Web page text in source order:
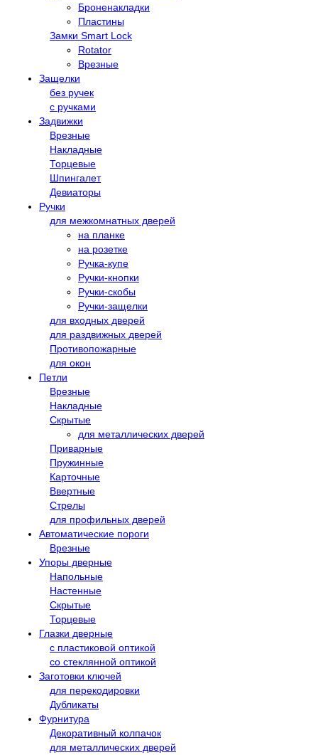
Броненакладки
Пластины
Замки Smart Lock
Rotator
Врезные
Защелки
без ручек
с ручками
Задвижки
Врезные
Накладные
Торцевые
Шпингалет
Девиаторы
Ручки
для межкомнатных дверей
на планке
на розетке
Ручка-купе
Ручки-кнопки
Ручки-скобы
Ручки-защелки
для входных дверей
для раздвижных дверей
Противопожарные
для окон
Петли
Врезные
Накладные
Скрытые
для металлических дверей
Приварные
Пружинные
Карточные
Ввертные
Стрелы
для профильных дверей
Автоматические пороги
Врезные
Упоры дверные
Напольные
Настенные
Скрытые
Торцевые
Глазки дверные
с пластиковой оптикой
со стеклянной оптикой
Заготовки ключей
для перекодировки
Дубликаты
Фурнитура
Декоративный колпачок
для металлических дверей